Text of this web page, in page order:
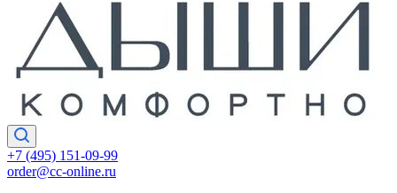
+7 (495) 151-09-99
order@cc-online.ru